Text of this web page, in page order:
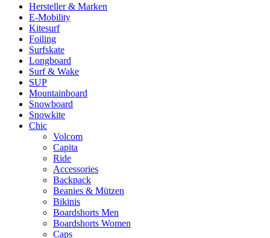
Hersteller & Marken
E-Mobility
Kitesurf
Foiling
Surfskate
Longboard
Surf & Wake
SUP
Mountainboard
Snowboard
Snowkite
Chic
Volcom
Capita
Ride
Accessories
Backpack
Beanies & Mützen
Bikinis
Boardshorts Men
Boardshorts Women
Caps